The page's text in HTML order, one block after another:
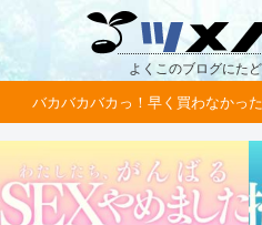
よくこのブログにた
バカバカバカっ！早く買わなかっ